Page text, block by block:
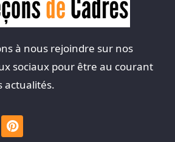
à nous rejoindre sur nos
sociaux pour être au courant
actualités.